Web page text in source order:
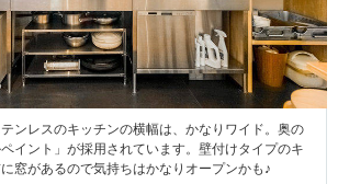
ンレスのキッチンの横幅は、かなりワイド。奥の
イント」が採用されています。壁付けタイプのキ
窓があるので気持ちはかなりオープンかも♪